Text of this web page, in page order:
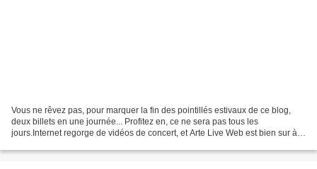
Vous ne rêvez pas, pour marquer la fin des pointillés estivaux de ce blog,
deux billets en une journée... Profitez en, ce ne sera pas tous les
jours.Internet regorge de vidéos de concert, et Arte Live Web est bien sur à